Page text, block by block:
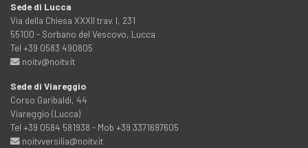
Sede di Lucca
Via della Chiesa XXXII trav. I, 231
55100 - Sorbano del Vescovo, Lucca
Tel +39 0583 490805
noitv@noitv.it
Sede di Viareggio
Corso Garibaldi, 44
Viareggio (Lucca)
Tel +39 0584 581938 - Mob +39 3371697605
noitvversilia@noitv.it